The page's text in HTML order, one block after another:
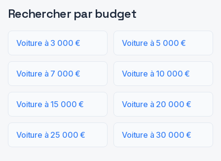
Rechercher par budget
Voiture à 3 000 € Voiture à 5 000 €
Voiture à 7 000 € Voiture à 10 000 €
Voiture à 15 000 € Voiture à 20 000 €
Voiture à 25 000 € Voiture à 30 000 €